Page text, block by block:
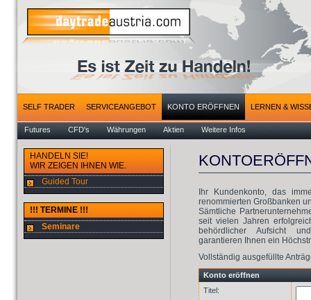
SELF TRADER SERVICEANGEBOT KONTO ERÖFFNEN LERNEN &
Futures CFD's Währungen Aktien Weitere Infos
HANDELN SIE!
WIR ZEIGEN IHNEN WIE.
Guided Tour
!!! TERMINE !!!
Seminare
Ihr Kundenkonto, das
renommierten Großbanken
Sämtliche
seit vielen Jahren
behördlicher Aufsicht
garantieren Ihnen ein
Vollständig ausgefüllte
Konto eröffnen
Titel: